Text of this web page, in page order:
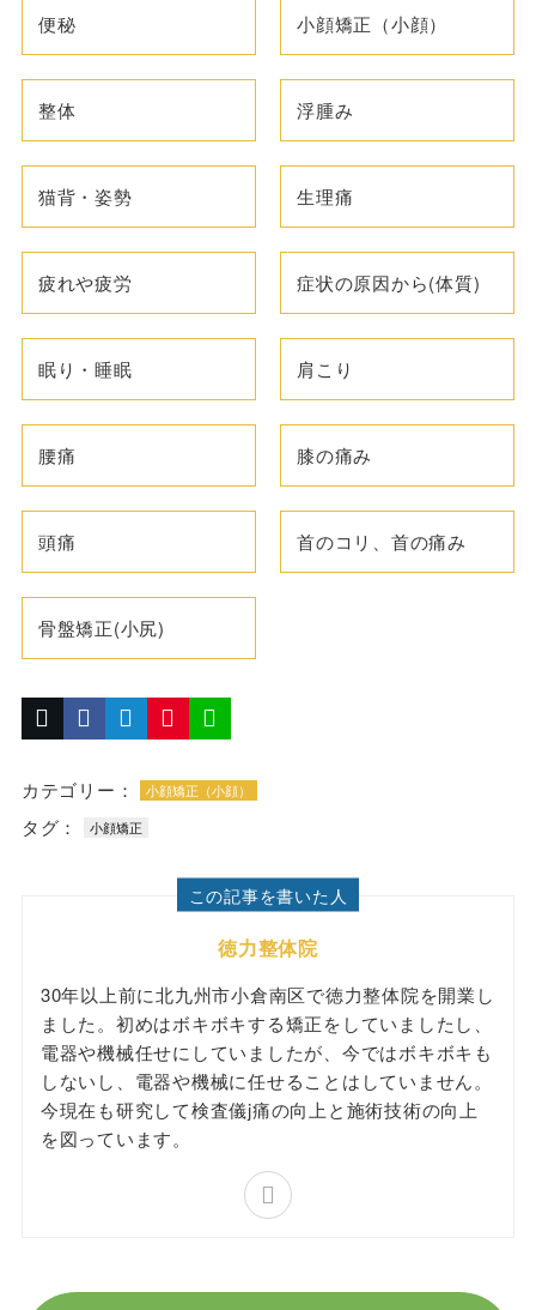
便秘 小顔矯正（小顔）
整体 浮腫み
猫背・姿勢 生理痛
疲れや疲労 症状の原因から(体質)
眠り・睡眠 肩こり
腰痛 膝の痛み
頭痛 首のコリ、首の痛み
骨盤矯正(小尻)
カテゴリー： 小顔矯正（小顔）
タグ： 小顔矯正
この記事を書いた人
徳力整体院
30年以上前に北九州市小倉南区で徳力整体院を開業し
ました。初めはボキボキする矯正をしていましたし、
電器や機械任せにしていましたが、今ではボキボキも
しないし、電器や機械に任せることはしていません。
今現在も研究して検査儀j痛の向上と施術技術の向上
を図っています。